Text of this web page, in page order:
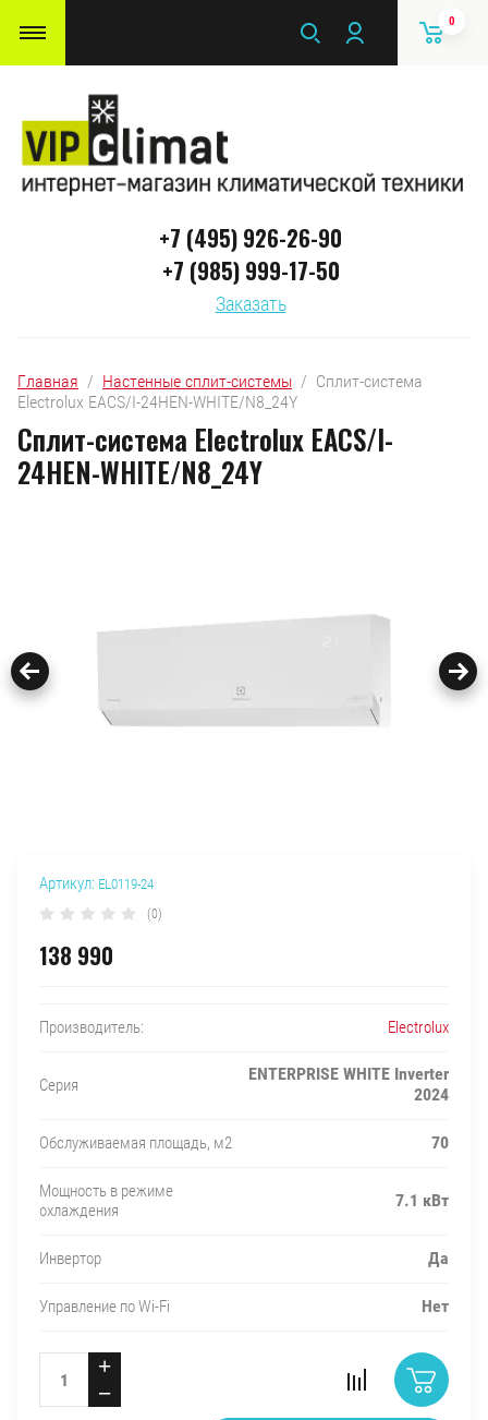
0
+7 (495) 926-26-90
+7 (985) 999-17-50
Заказать
Главная
  /
Настенные сплит-системы
  /  Сплит-система
Electrolux EACS/I-24HEN-WHITE/N8_24Y
Сплит-система Electrolux EACS/I-
24HEN-WHITE/N8_24Y
Артикул: EL0119-24
(0)
138 990
Производитель: Electrolux
Серия
ENTERPRISE WHITE Inverter
2024
Обслуживаемая площадь, м2 70
Мощность в режиме
охлаждения
7.1 кВт
Инвертор Да
Управление по Wi-Fi Нет
+
−